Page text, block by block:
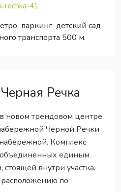
rechka-41
паркинг детский сад
транспорта 500 м.
Речка
в новом трендовом центре
Черной Речки
Комплекс
объединенных единым
внутри участка.
расположению по